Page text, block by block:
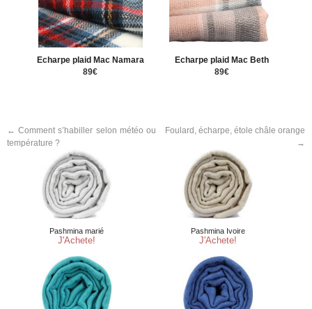
Echarpe plaid Mac Namara
89€
Echarpe plaid Mac Beth
89€
← Comment s’habiller selon météo ou
température ?
Foulard, écharpe, étole châle orange
→